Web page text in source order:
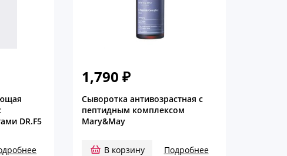
DR.F5
1,790 ₽
Сыворотка антивозрастная с
пептидным комплексом
Mary&May
В корзину Подробнее